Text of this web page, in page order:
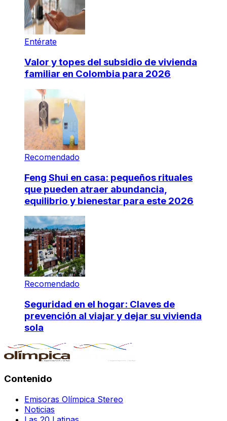
Entérate
Valor y topes del subsidio de vivienda
familiar en Colombia para 2026
Recomendado
Feng Shui en casa: pequeños rituales
que pueden atraer abundancia,
equilibrio y bienestar para este 2026
Recomendado
Seguridad en el hogar: Claves de
prevención al viajar y dejar su vivienda
sola
Contenido
Emisoras Olímpica Stereo
Noticias